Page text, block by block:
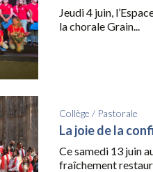
Jeudi 4 juin,
la chorale Grain...
Collège / Pastorale
La joie de la
Ce samedi 13 juin
fraîchement